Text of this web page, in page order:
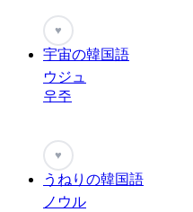
♥
宇宙の韓国語
ウジュ
우주
♥
うねりの韓国語
ノウル